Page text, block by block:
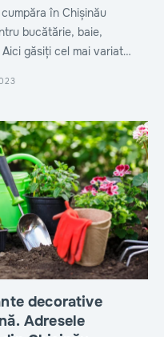
în Chișinău
bucătărie, baie,
găsiți cel mai variat
decorative
Adresele